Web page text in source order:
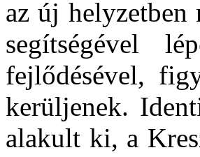
az új helyzetben
segítségével
fejlődésével,
kerüljenek.
alakult ki, a